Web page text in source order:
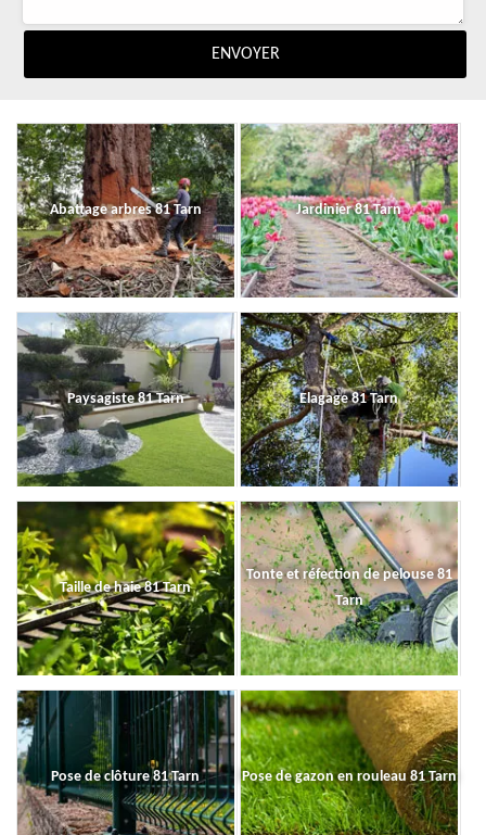
Abattage arbres 81 Tarn Jardinier 81 Tarn
Paysagiste 81 Tarn Elagage 81 Tarn
Taille de haie 81 Tarn
Tonte et réfection de pelouse 81
Tarn
Pose de clôture 81 Tarn Pose de gazon en rouleau 81 Tarn